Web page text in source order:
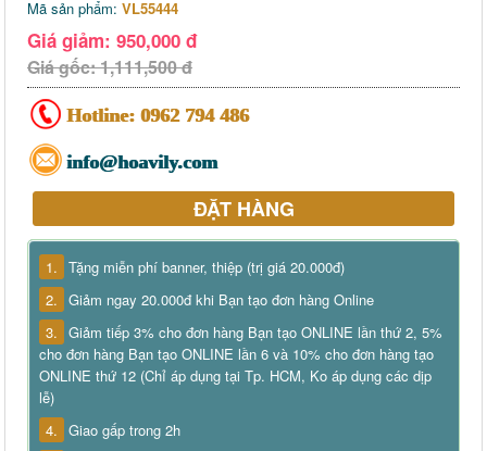
Mã sản phẩm: VL55444
Giá giảm: 950,000 đ
Giá gốc: 1,111,500 đ
Hotline: 0962 794 486
info@hoavily.com
ĐẶT HÀNG
1. Tặng miễn phí banner, thiệp (trị giá 20.000đ)
2. Giảm ngay 20.000đ khi Bạn tạo đơn hàng Online
3. Giảm tiếp 3% cho đơn hàng Bạn tạo ONLINE lần thứ 2, 5%
cho đơn hàng Bạn tạo ONLINE lần 6 và 10% cho đơn hàng tạo
ONLINE thứ 12 (Chỉ áp dụng tại Tp. HCM, Ko áp dụng các dịp
lễ)
4. Giao gấp trong 2h